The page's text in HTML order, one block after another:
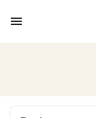
menu